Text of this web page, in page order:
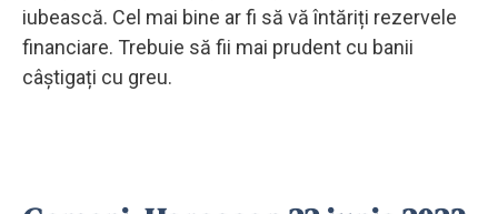
iubească. Cel mai bine ar fi să vă întăriți rezervele
financiare. Trebuie să fii mai prudent cu banii
câștigați cu greu.